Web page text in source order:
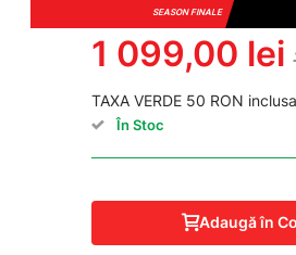
SEASON FINALE
1 099,00 lei
TAXA VERDE 50 RON
În Stoc
Adaugă în